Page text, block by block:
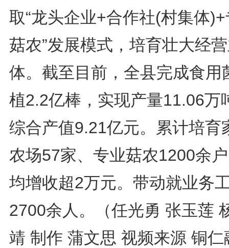
取“龙头企业+合作社(村集体
菇农”发展模式，培育壮大经
体。截至目前，全县完成食用
植2.2亿棒，实现产量11.06万
综合产值9.21亿元。累计培育
农场57家、专业菇农1200余
均增收超2万元。带动就业务
2700余人。（任光勇 张玉莲
靖 制作 蒲文思 视频来源 铜仁